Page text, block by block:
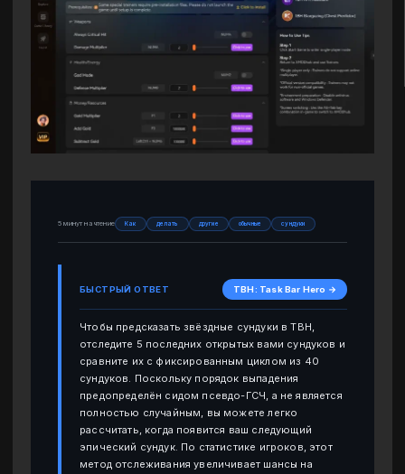
5 минут на чтение Как делать другие обычные сундуки
БЫСТРЫЙ ОТВЕТ TBH: Task Bar Hero →
Чтобы предсказать звёздные сундуки в TBH,
отследите 5 последних открытых вами сундуков и
сравните их с фиксированным циклом из 40
сундуков. Поскольку порядок выпадения
предопределён сидом псевдо-ГСЧ, а не является
полностью случайным, вы можете легко
рассчитать, когда появится ваш следующий
эпический сундук. По статистике игроков, этот
метод отслеживания увеличивает шансы на